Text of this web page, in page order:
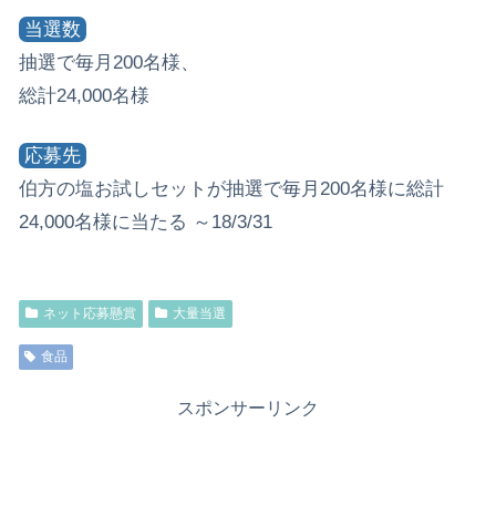
当選数
抽選で毎月200名様、
総計24,000名様
応募先
伯方の塩お試しセットが抽選で毎月200名様に総計
24,000名様に当たる ～18/3/31
ネット応募懸賞 大量当選
食品
スポンサーリンク